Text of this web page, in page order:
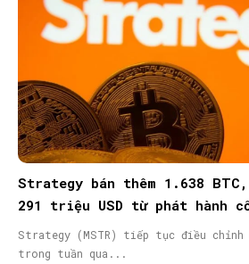
Strategy bán thêm 1.638
291 triệu USD từ phát hành
Strategy (MSTR) tiếp tục điều chỉnh
trong tuần qua...